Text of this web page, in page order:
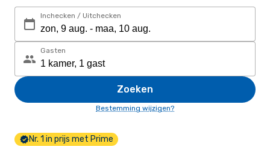
Inchecken / Uitchecken
Gasten
Zoeken
Bestemming wijzigen?
Nr. 1 in prijs met Prime